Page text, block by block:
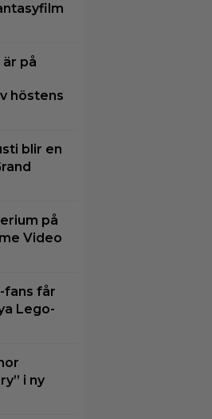
på
höstens
blir en
på
Video
fans får
Lego-
i ny